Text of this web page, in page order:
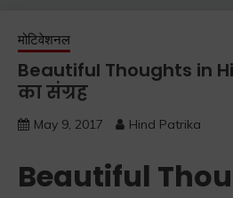
मोटिवेशनल
Beautiful Thoughts in
का संग्रह
May 9, 2017 Hind Patrika
Beautiful